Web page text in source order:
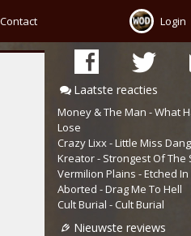
Contact Login
Laatste reacties
Money & The Man - What
Lose
Crazy Lixx - Little Miss
Kreator - Strongest Of The
Vermilion Plains - Etched
Aborted - Drag Me To Hell
Cult Burial - Cult Burial
Nieuwste reviews